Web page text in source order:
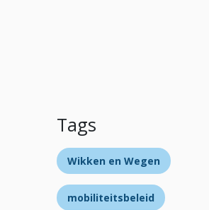
Tags
Wikken en Wegen
mobiliteitsbeleid